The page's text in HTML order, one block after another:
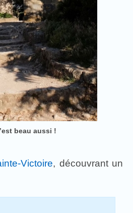
beau aussi !
Victoire, découvrant un